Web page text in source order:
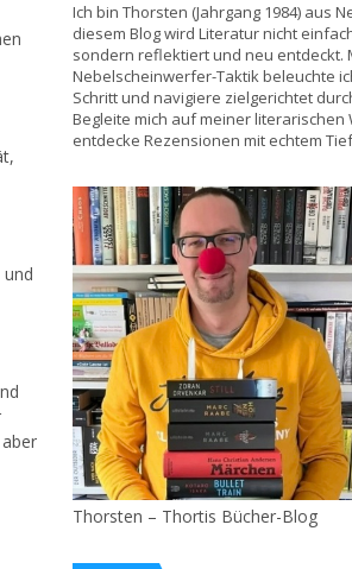
Ich bin Thorsten (Jahrgang 1984) aus
diesem Blog wird Literatur nicht
sondern reflektiert und neu entdeckt.
Nebelscheinwerfer-Taktik beleuchte
Schritt und navigiere zielgerichtet
Begleite mich auf meiner literarischen
entdecke Rezensionen mit echtem
Thorsten – Thortis Bücher-Blog